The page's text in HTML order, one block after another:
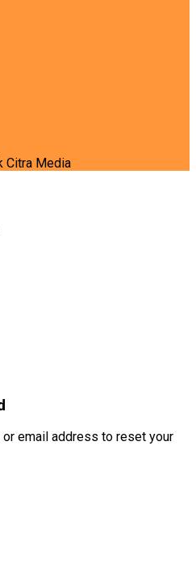
Citra Media
email address to reset your